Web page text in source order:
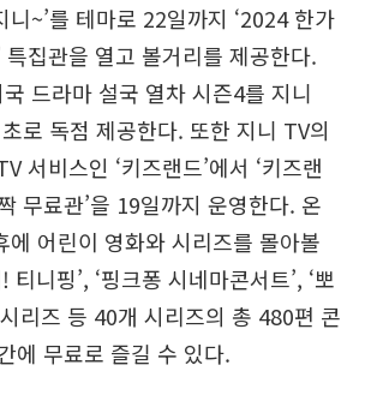
니~’를 테마로 22일까지 ‘2024 한가
특집관을 열고 볼거리를 제공한다.
드라마 설국 열차 시즌4를 지니
로 독점 제공한다. 또한 지니 TV의
서비스인 ‘키즈랜드’에서 ‘키즈랜
무료관’을 19일까지 운영한다. 온
에 어린이 영화와 시리즈를 몰아볼
티니핑’, ‘핑크퐁 시네마콘서트’, ‘뽀
시리즈 등 40개 시리즈의 총 480편 콘
에 무료로 즐길 수 있다.